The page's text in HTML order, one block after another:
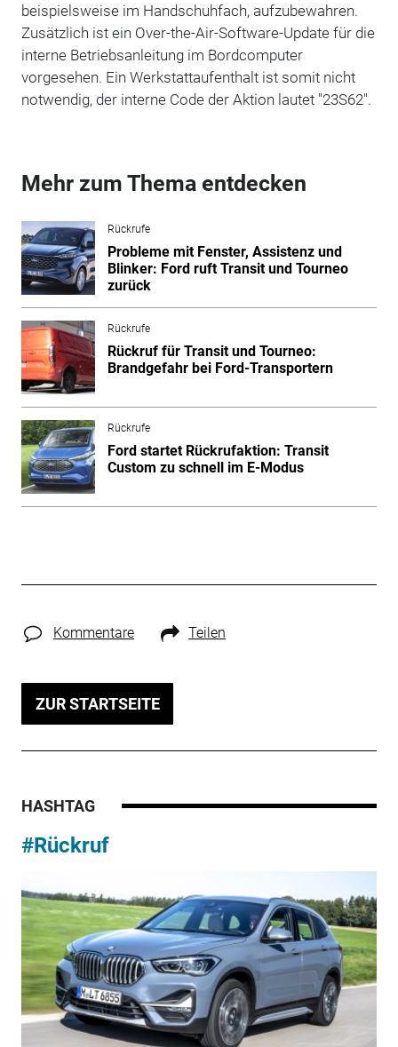
beispielsweise im Handschuhfach, aufzubewahren.
Zusätzlich ist ein Over-the-Air-Software-Update für die
interne Betriebsanleitung im Bordcomputer
vorgesehen. Ein Werkstattaufenthalt ist somit nicht
notwendig, der interne Code der Aktion lautet "23S62".
Mehr zum Thema entdecken
Rückrufe
Probleme mit Fenster, Assistenz und
Blinker: Ford ruft Transit und Tourneo
zurück
Rückrufe
Rückruf für Transit und Tourneo:
Brandgefahr bei Ford-Transportern
Rückrufe
Ford startet Rückrufaktion: Transit
Custom zu schnell im E-Modus
Kommentare Teilen
ZUR STARTSEITE
HASHTAG
#Rückruf